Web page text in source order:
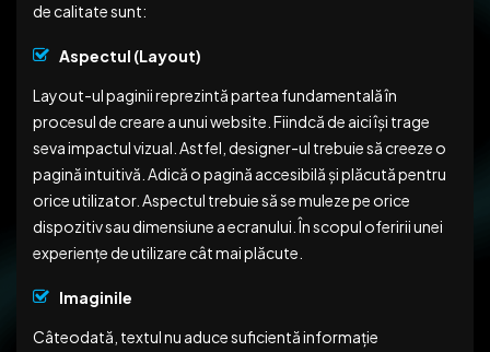
de calitate sunt:
Aspectul (Layout)
Layout-ul paginii reprezintă partea fundamentală în
procesul de creare a unui website. Fiindcă de aici își trage
seva impactul vizual. Astfel, designer-ul trebuie să creeze o
pagină intuitivă. Adică o pagină accesibilă și plăcută pentru
orice utilizator. Aspectul trebuie să se muleze pe orice
dispozitiv sau dimensiune a ecranului. În scopul oferirii unei
experiențe de utilizare cât mai plăcute.
Imaginile
Câteodată, textul nu aduce suficientă informație